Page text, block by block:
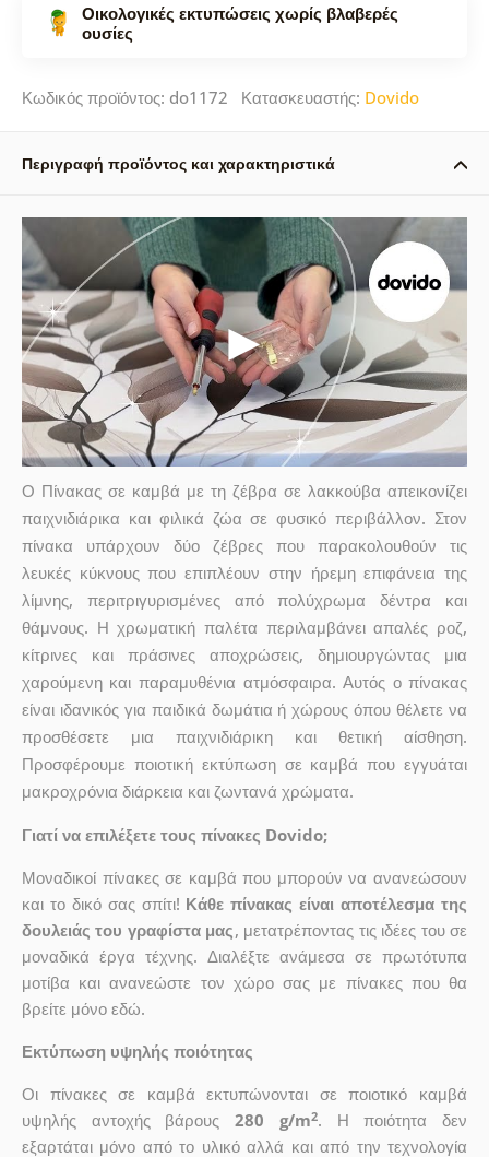
Οικολογικές εκτυπώσεις χωρίς βλαβερές
ουσίες
Κωδικός προϊόντος: do1172 Κατασκευαστής: Dovido
Περιγραφή προϊόντος και χαρακτηριστικά
Ο Πίνακας σε καμβά με τη ζέβρα σε λακκούβα απεικονίζει
παιχνιδιάρικα και φιλικά ζώα σε φυσικό περιβάλλον. Στον
πίνακα υπάρχουν δύο ζέβρες που παρακολουθούν τις
λευκές κύκνους που επιπλέουν στην ήρεμη επιφάνεια της
λίμνης, περιτριγυρισμένες από πολύχρωμα δέντρα και
θάμνους. Η χρωματική παλέτα περιλαμβάνει απαλές ροζ,
κίτρινες και πράσινες αποχρώσεις, δημιουργώντας μια
χαρούμενη και παραμυθένια ατμόσφαιρα. Αυτός ο πίνακας
είναι ιδανικός για παιδικά δωμάτια ή χώρους όπου θέλετε να
προσθέσετε μια παιχνιδιάρικη και θετική αίσθηση.
Προσφέρουμε ποιοτική εκτύπωση σε καμβά που εγγυάται
μακροχρόνια διάρκεια και ζωντανά χρώματα.
Γιατί να επιλέξετε τους πίνακες Dovido;
Μοναδικοί πίνακες σε καμβά που μπορούν να ανανεώσουν
και το δικό σας σπίτι! Κάθε πίνακας είναι αποτέλεσμα της
δουλειάς του γραφίστα μας, μετατρέποντας τις ιδέες του σε
μοναδικά έργα τέχνης. Διαλέξτε ανάμεσα σε πρωτότυπα
μοτίβα και ανανεώστε τον χώρο σας με πίνακες που θα
βρείτε μόνο εδώ.
Εκτύπωση υψηλής ποιότητας
Οι πίνακες σε καμβά εκτυπώνονται σε ποιοτικό καμβά
υψηλής αντοχής βάρους280 g/m2. Η ποιότητα δεν
εξαρτάται μόνο από το υλικό αλλά και από την τεχνολογία